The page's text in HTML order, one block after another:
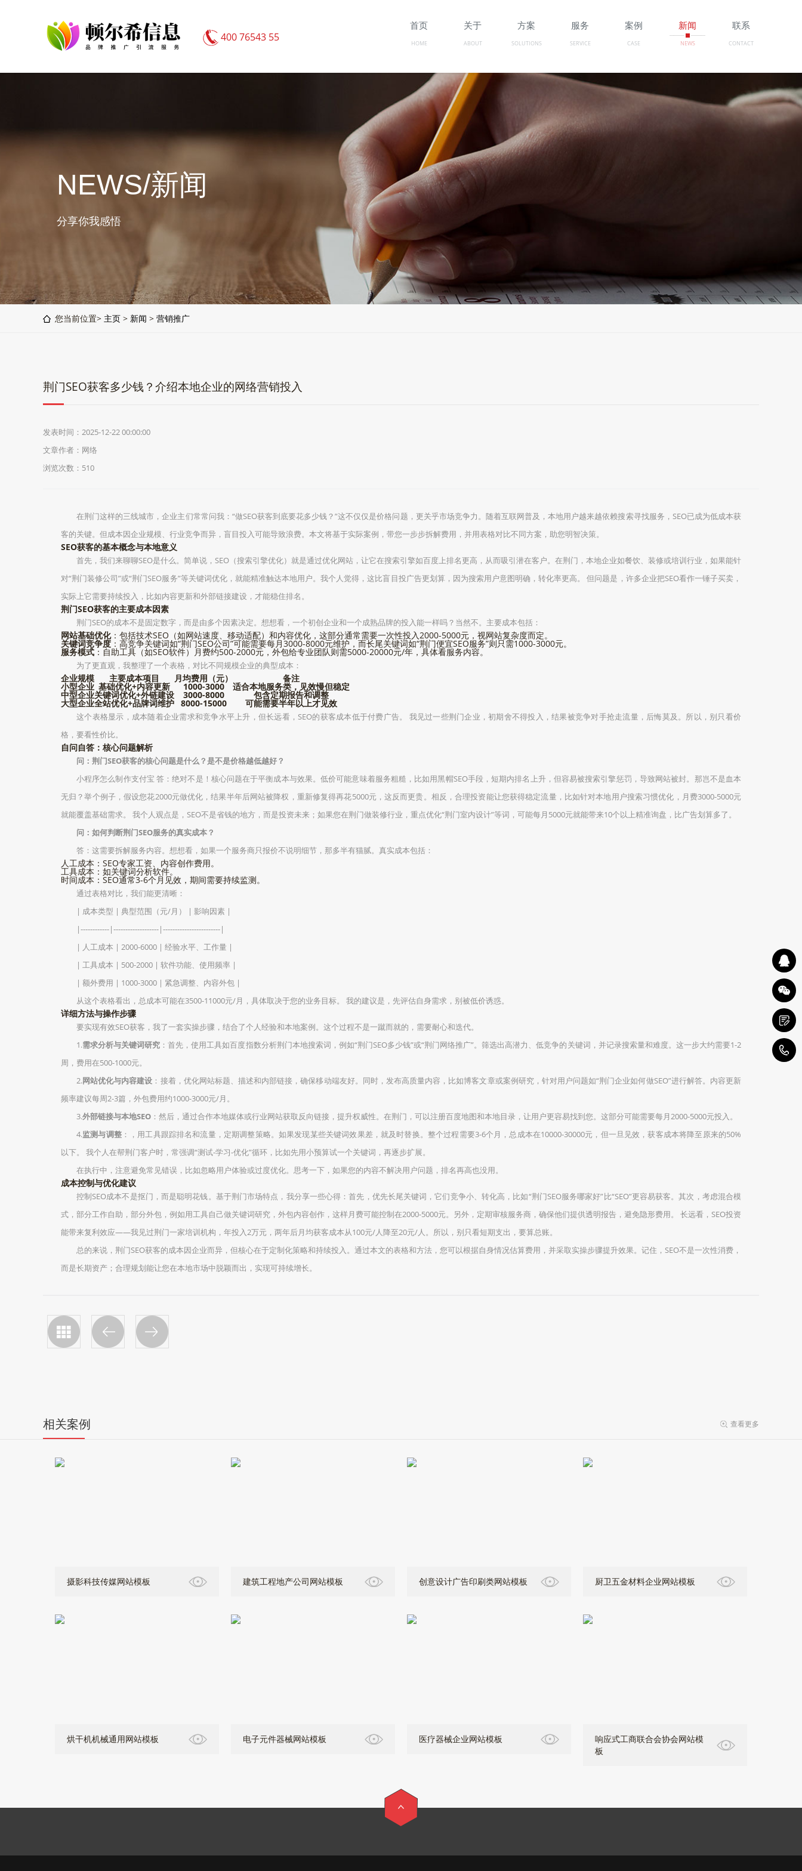
400 76543 55
首页
HOME
关于
ABOUT
方案
SOLUTIONS
服务
SERVICE
案例
CASE
新闻
NEWS
联系
CONTACT
NEWS/新闻
分享你我感悟
您当前位置> 主页 > 新闻 > 营销推广
荆门SEO获客多少钱？介绍本地企业的网络营销投入
发表时间：2025-12-22 00:00:00
文章作者：网络
浏览次数： 510
在荆门这样的三线城市，企业主们常常问我：“做SEO获客到底要花多少钱？”这不仅仅是价格问题，更关乎市场竞争力。随着互联网普及，本地用户越来越依赖搜索寻找服务，SEO已成为低成本获
客的关键。但成本因企业规模、行业竞争而异，盲目投入可能导致浪费。本文将基于实际案例，带您一步步拆解费用，并用表格对比不同方案，助您明智决策。
SEO获客的基本概念与本地意义
首先，我们来聊聊SEO是什么。简单说，SEO（搜索引擎优化）就是通过优化网站，让它在搜索引擎如百度上排名更高，从而吸引潜在客户。在荆门，本地企业如餐饮、装修或培训行业，如果能针
对“荆门装修公司”或“荆门SEO服务”等关键词优化，就能精准触达本地用户。我个人觉得，这比盲目投广告更划算，因为搜索用户意图明确，转化率更高。 但问题是，许多企业把SEO看作一锤子买卖，
实际上它需要持续投入，比如内容更新和外部链接建设，才能稳住排名。
荆门SEO获客的主要成本因素
荆门SEO的成本不是固定数字，而是由多个因素决定。想想看，一个初创企业和一个成熟品牌的投入能一样吗？当然不。主要成本包括：
网站基础优化：包括技术SEO（如网站速度、移动适配）和内容优化，这部分通常需要一次性投入2000-5000元，视网站复杂度而定。
关键词竞争度 ：高竞争关键词如“荆门SEO公司”可能需要每月3000-8000元维护，而长尾关键词如“荆门便宜SEO服务”则只需1000-3000元。
服务模式 ：自助工具（如SEO软件）月费约500-2000元，外包给专业团队则需5000-20000元/年，具体看服务内容。
为了更直观，我整理了一个表格，对比不同规模企业的典型成本：
企业规模 主要成本项目 月均费用（元） 备注
小型企业 基础优化+内容更新 1000-3000 适合本地服务类，见效慢但稳定
中型企业关键词优化+外链建设 3000-8000 包含定期报告和调整
大型企业全站优化+品牌词维护 8000-15000 可能需要半年以上才见效
这个表格显示，成本随着企业需求和竞争水平上升，但长远看，SEO的获客成本低于付费广告。 我见过一些荆门企业，初期舍不得投入，结果被竞争对手抢走流量，后悔莫及。所以，别只看价
格，要看性价比。
自问自答：核心问题解析
问：荆门SEO获客的核心问题是什么？是不是价格越低越好？
小程序怎么制作支付宝 答：绝对不是！核心问题在于平衡成本与效果。低价可能意味着服务粗糙，比如用黑帽SEO手段，短期内排名上升，但容易被搜索引擎惩罚，导致网站被封。那岂不是血本
无归？举个例子，假设您花2000元做优化，结果半年后网站被降权，重新修复得再花5000元，这反而更贵。相反，合理投资能让您获得稳定流量，比如针对本地用户搜索习惯优化，月费3000-5000元
就能覆盖基础需求。 我个人观点是，SEO不是省钱的地方，而是投资未来；如果您在荆门做装修行业，重点优化“荆门室内设计”等词，可能每月5000元就能带来10个以上精准询盘，比广告划算多了。
问：如何判断荆门SEO服务的真实成本？
答：这需要拆解服务内容。想想看，如果一个服务商只报价不说明细节，那多半有猫腻。真实成本包括：
人工成本：SEO专家工资、内容创作费用。
工具成本：如关键词分析软件。
时间成本：SEO通常3-6个月见效，期间需要持续监测。
通过表格对比，我们能更清晰：
| 成本类型 | 典型范围（元/月） | 影响因素 |
|------------|-------------------|------------------------|
| 人工成本 | 2000-6000 | 经验水平、工作量 |
| 工具成本 | 500-2000 | 软件功能、使用频率 |
| 额外费用 | 1000-3000 | 紧急调整、内容外包 |
从这个表格看出，总成本可能在3500-11000元/月，具体取决于您的业务目标。 我的建议是，先评估自身需求，别被低价诱惑。
详细方法与操作步骤
要实现有效SEO获客，我了一套实操步骤，结合了个人经验和本地案例。这个过程不是一蹴而就的，需要耐心和迭代。
1.需求分析与关键词研究 ：首先，使用工具如百度指数分析荆门本地搜索词，例如“荆门SEO多少钱”或“荆门网络推广”。筛选出高潜力、低竞争的关键词，并记录搜索量和难度。这一步大约需要1-2
周，费用在500-1000元。
2.网站优化与内容建设 ：接着，优化网站标题、描述和内部链接，确保移动端友好。同时，发布高质量内容，比如博客文章或案例研究，针对用户问题如“荆门企业如何做SEO”进行解答。内容更新
频率建议每周2-3篇，外包费用约1000-3000元/月。
3.外部链接与本地SEO ：然后，通过合作本地媒体或行业网站获取反向链接，提升权威性。在荆门，可以注册百度地图和本地目录，让用户更容易找到您。这部分可能需要每月2000-5000元投入。
4.监测与调整：，用工具跟踪排名和流量，定期调整策略。如果发现某些关键词效果差，就及时替换。整个过程需要3-6个月，总成本在10000-30000元，但一旦见效，获客成本将降至原来的50%
以下。 我个人在帮荆门客户时，常强调“测试-学习-优化”循环，比如先用小预算试一个关键词，再逐步扩展。
在执行中，注意避免常见错误，比如忽略用户体验或过度优化。思考一下，如果您的内容不解决用户问题，排名再高也没用。
成本控制与优化建议
控制SEO成本不是抠门，而是聪明花钱。基于荆门市场特点，我分享一些心得：首先，优先长尾关键词，它们竞争小、转化高，比如“荆门SEO服务哪家好”比“SEO”更容易获客。其次，考虑混合模
式，部分工作自助，部分外包，例如用工具自己做关键词研究，外包内容创作，这样月费可能控制在2000-5000元。另外，定期审核服务商，确保他们提供透明报告，避免隐形费用。 长远看，SEO投资
能带来复利效应——我见过荆门一家培训机构，年投入2万元，两年后月均获客成本从100元/人降至20元/人。所以，别只看短期支出，要算总账。
总的来说，荆门SEO获客的成本因企业而异，但核心在于定制化策略和持续投入。通过本文的表格和方法，您可以根据自身情况估算费用，并采取实操步骤提升效果。记住，SEO不是一次性消费，
而是长期资产；合理规划能让您在本地市场中脱颖而出，实现可持续增长。
相关案例 查看更多
摄影科技传媒网站模板 建筑工程地产公司网站模板 创意设计广告印刷类网站模板 厨卫五金材料企业网站模板
烘干机机械通用网站模板 电子元件器械网站模板 医疗器械企业网站模板
响应式工商联合会协会网站模
板